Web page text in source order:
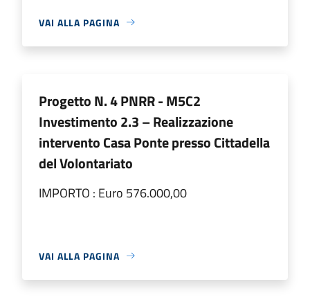
VAI ALLA PAGINA
Progetto N. 4 PNRR - M5C2
Investimento 2.3 – Realizzazione
intervento Casa Ponte presso Cittadella
del Volontariato
IMPORTO : Euro 576.000,00
VAI ALLA PAGINA